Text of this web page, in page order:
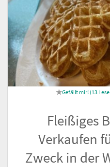
13
Fleißiges
Verkaufen
Zweck in der